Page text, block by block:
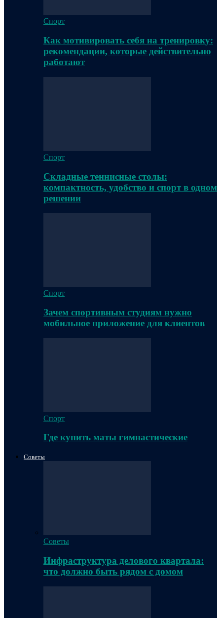
Спорт
Как мотивировать себя на тренировку:
рекомендации, которые действительно
работают
Спорт
Складные теннисные столы:
компактность, удобство и спорт в одном
решении
Спорт
Зачем спортивным студиям нужно
мобильное приложение для клиентов
Спорт
Где купить маты гимнастические
Советы
Советы
Инфраструктура делового квартала:
что должно быть рядом с домом